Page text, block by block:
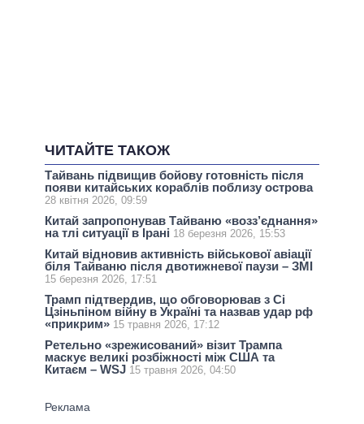
ЧИТАЙТЕ ТАКОЖ
Тайвань підвищив бойову готовність після
появи китайських кораблів поблизу острова
28 квітня 2026, 09:59
Китай запропонував Тайваню «возз’єднання»
на тлі ситуації в Ірані 18 березня 2026, 15:53
Китай відновив активність військової авіації
біля Тайваню після двотижневої паузи – ЗМІ
15 березня 2026, 17:51
Трамп підтвердив, що обговорював з Сі
Цзіньпіном війну в Україні та назвав удар рф
«прикрим» 15 травня 2026, 17:12
Ретельно «зрежисований» візит Трампа
маскує великі розбіжності між США та
Китаєм – WSJ 15 травня 2026, 04:50